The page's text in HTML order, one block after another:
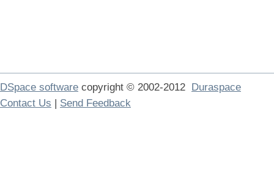
DSpace software copyright © 2002-2012 Duraspace
Contact Us | Send Feedback